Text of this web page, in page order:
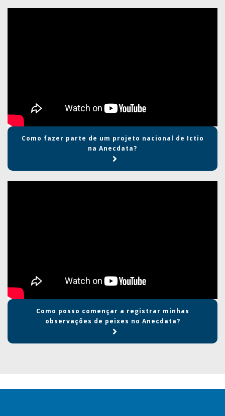
Como fazer parte de um projeto nacional de Ictio
na Anecdata?
Como posso començar a registrar minhas
observações de peixes no Anecdata?